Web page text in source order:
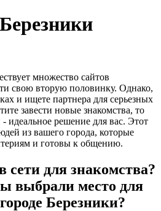
множество сайтов
свою вторую половинку. Однако,
и ищете партнера для серьезных
завести новые знакомства, то
- идеальное решение для вас. Этот
из вашего города, которые
и готовы к общению.
сети для знакомства?
выбрали место для
Березники?